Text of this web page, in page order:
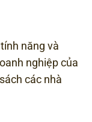
năng và
nghiệp của
các nhà